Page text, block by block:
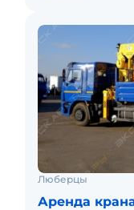
Люберцы
Аренда